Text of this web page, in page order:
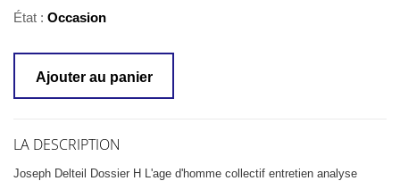
État : Occasion
Ajouter au panier
LA DESCRIPTION
Joseph Delteil Dossier H L'age d'homme collectif entretien analyse